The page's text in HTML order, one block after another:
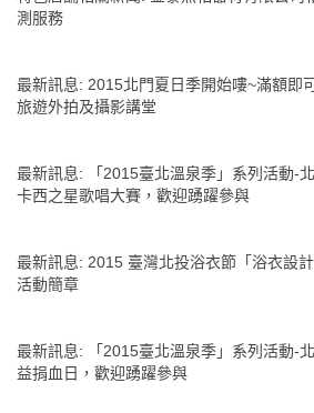
測服務
最新訊息: 2015北門夏日季開始嘍~滿額即
旅遊外拍及攝影講堂
最新訊息:
「2015臺北溫泉季」系列活動-
卡西之星歌唱大賽，歡迎踴躍參與
最新訊息: 2015 臺灣北投浴衣節「浴衣設計
活動簡章
最新訊息:
「2015臺北溫泉季」系列活動-
益捐血日，歡迎踴躍參與